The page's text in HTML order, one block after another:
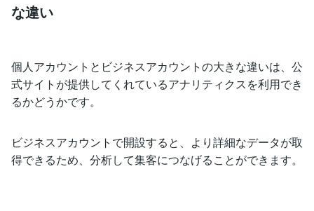
な違い
個人アカウントとビジネスアカウントの大きな違いは、公
式サイトが提供してくれているアナリティクスを利用でき
るかどうかです。
ビジネスアカウントで開設すると、より詳細なデータが取
得できるため、分析して集客につなげることができます。